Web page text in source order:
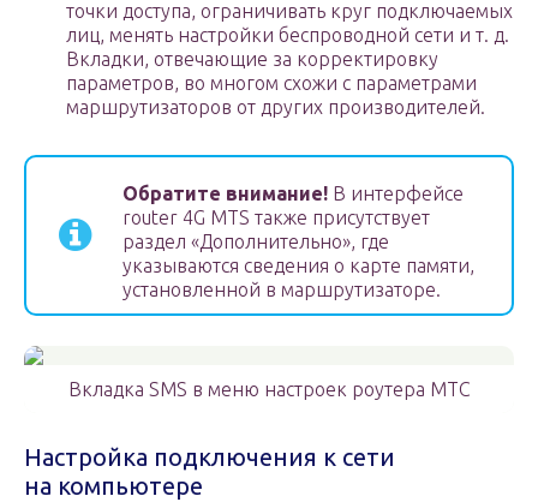
точки доступа, ограничивать круг подключаемых
лиц, менять настройки беспроводной сети и т. д.
Вкладки, отвечающие за корректировку
параметров, во многом схожи с параметрами
маршрутизаторов от других производителей.
Обратите внимание! В интерфейсе
router 4G MTS также присутствует
раздел «Дополнительно», где
указываются сведения о карте памяти,
установленной в маршрутизаторе.
Вкладка SMS в меню настроек роутера МТС
Настройка подключения к сети
на компьютере